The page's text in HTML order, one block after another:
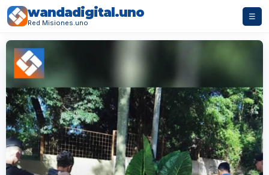
wandadigital.uno
Red Misiones.uno
☰